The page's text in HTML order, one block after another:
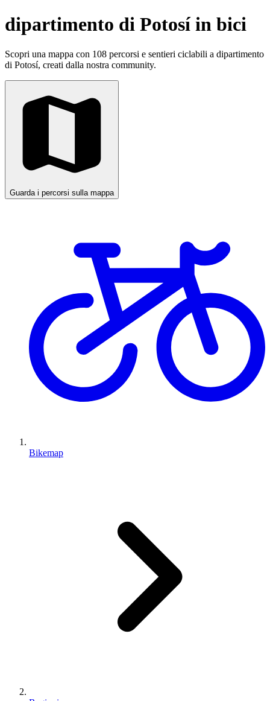
dipartimento di Potosí in bici
Scopri una mappa con 108 percorsi e sentieri ciclabili a dipartimento
di Potosí, creati dalla nostra community.
Guarda i percorsi sulla mappa
Bikemap